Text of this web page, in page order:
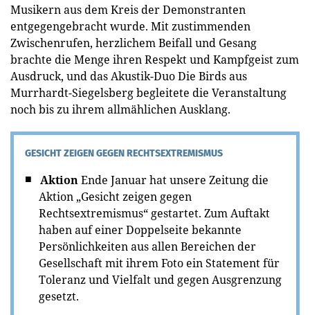
Musikern aus dem Kreis der Demonstranten
entgegengebracht wurde. Mit zustimmenden
Zwischenrufen, herzlichem Beifall und Gesang
brachte die Menge ihren Respekt und Kampfgeist zum
Ausdruck, und das Akustik-Duo Die Birds aus
Murrhardt-Siegelsberg begleitete die Veranstaltung
noch bis zu ihrem allmählichen Ausklang.
GESICHT ZEIGEN GEGEN RECHTSEXTREMISMUS
AktionEnde Januar hat unsere Zeitung die
Aktion „Gesicht zeigen gegen
Rechtsextremismus“ gestartet. Zum Auftakt
haben auf einer Doppelseite bekannte
Persönlichkeiten aus allen Bereichen der
Gesellschaft mit ihrem Foto ein Statement für
Toleranz und Vielfalt und gegen Ausgrenzung
gesetzt.